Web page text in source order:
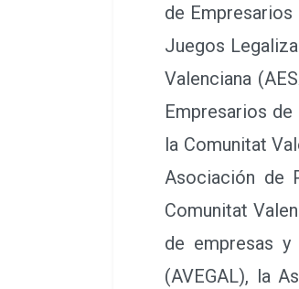
de
Juegos
Valenciana
Empresarios
la Comunitat
Asociación de
Comunitat
de empresas y
(AVEGAL), la